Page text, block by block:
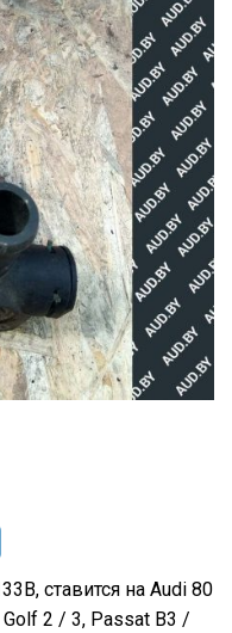
ставится на Audi 80
2 / 3, Passat B3 /